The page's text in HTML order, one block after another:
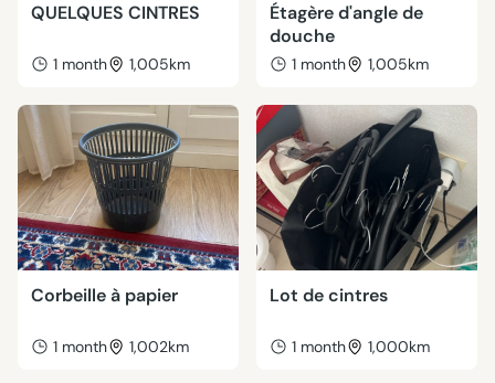
QUELQUES CINTRES
1 month 1,005km
Étagère d'angle de
douche
1 month 1,005km
Corbeille à papier
1 month 1,002km
Lot de cintres
1 month 1,000km